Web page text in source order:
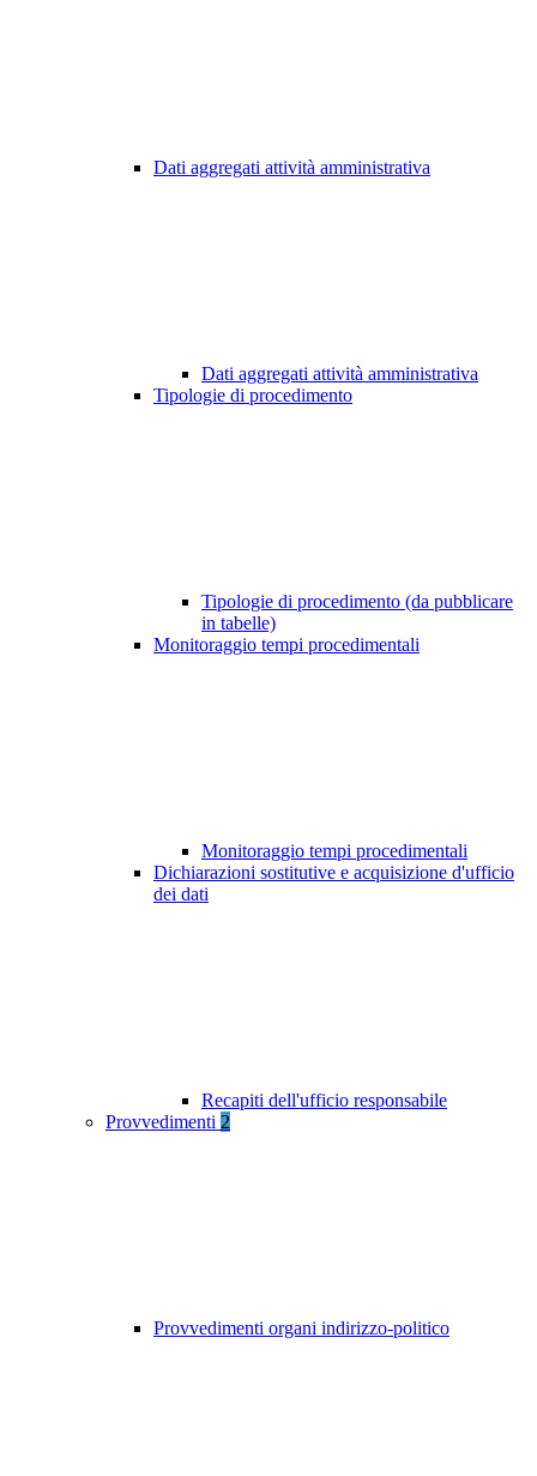
Dati aggregati attività amministrativa
Dati aggregati attività amministrativa
Tipologie di procedimento
Tipologie di procedimento (da pubblicare
in tabelle)
Monitoraggio tempi procedimentali
Monitoraggio tempi procedimentali
Dichiarazioni sostitutive e acquisizione d'ufficio
dei dati
Recapiti dell'ufficio responsabile
Provvedimenti 2
Provvedimenti organi indirizzo-politico